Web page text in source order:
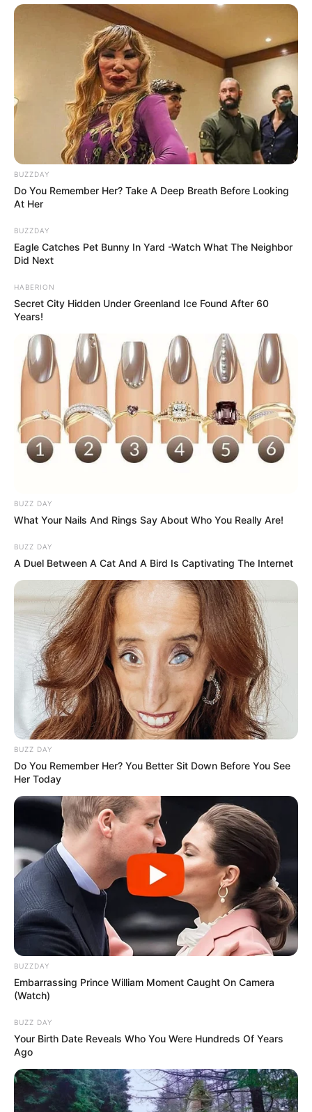
BUZZDAY
Do You Remember Her? Take A Deep Breath Before Looking
At Her
BUZZDAY
Eagle Catches Pet Bunny In Yard -Watch What The Neighbor
Did Next
HABERION
Secret City Hidden Under Greenland Ice Found After 60
Years!
BUZZ DAY
What Your Nails And Rings Say About Who You Really Are!
BUZZ DAY
A Duel Between A Cat And A Bird Is Captivating The Internet
BUZZ DAY
Do You Remember Her? You Better Sit Down Before You See
Her Today
BUZZDAY
Embarrassing Prince William Moment Caught On Camera
(Watch)
BUZZ DAY
Your Birth Date Reveals Who You Were Hundreds Of Years
Ago